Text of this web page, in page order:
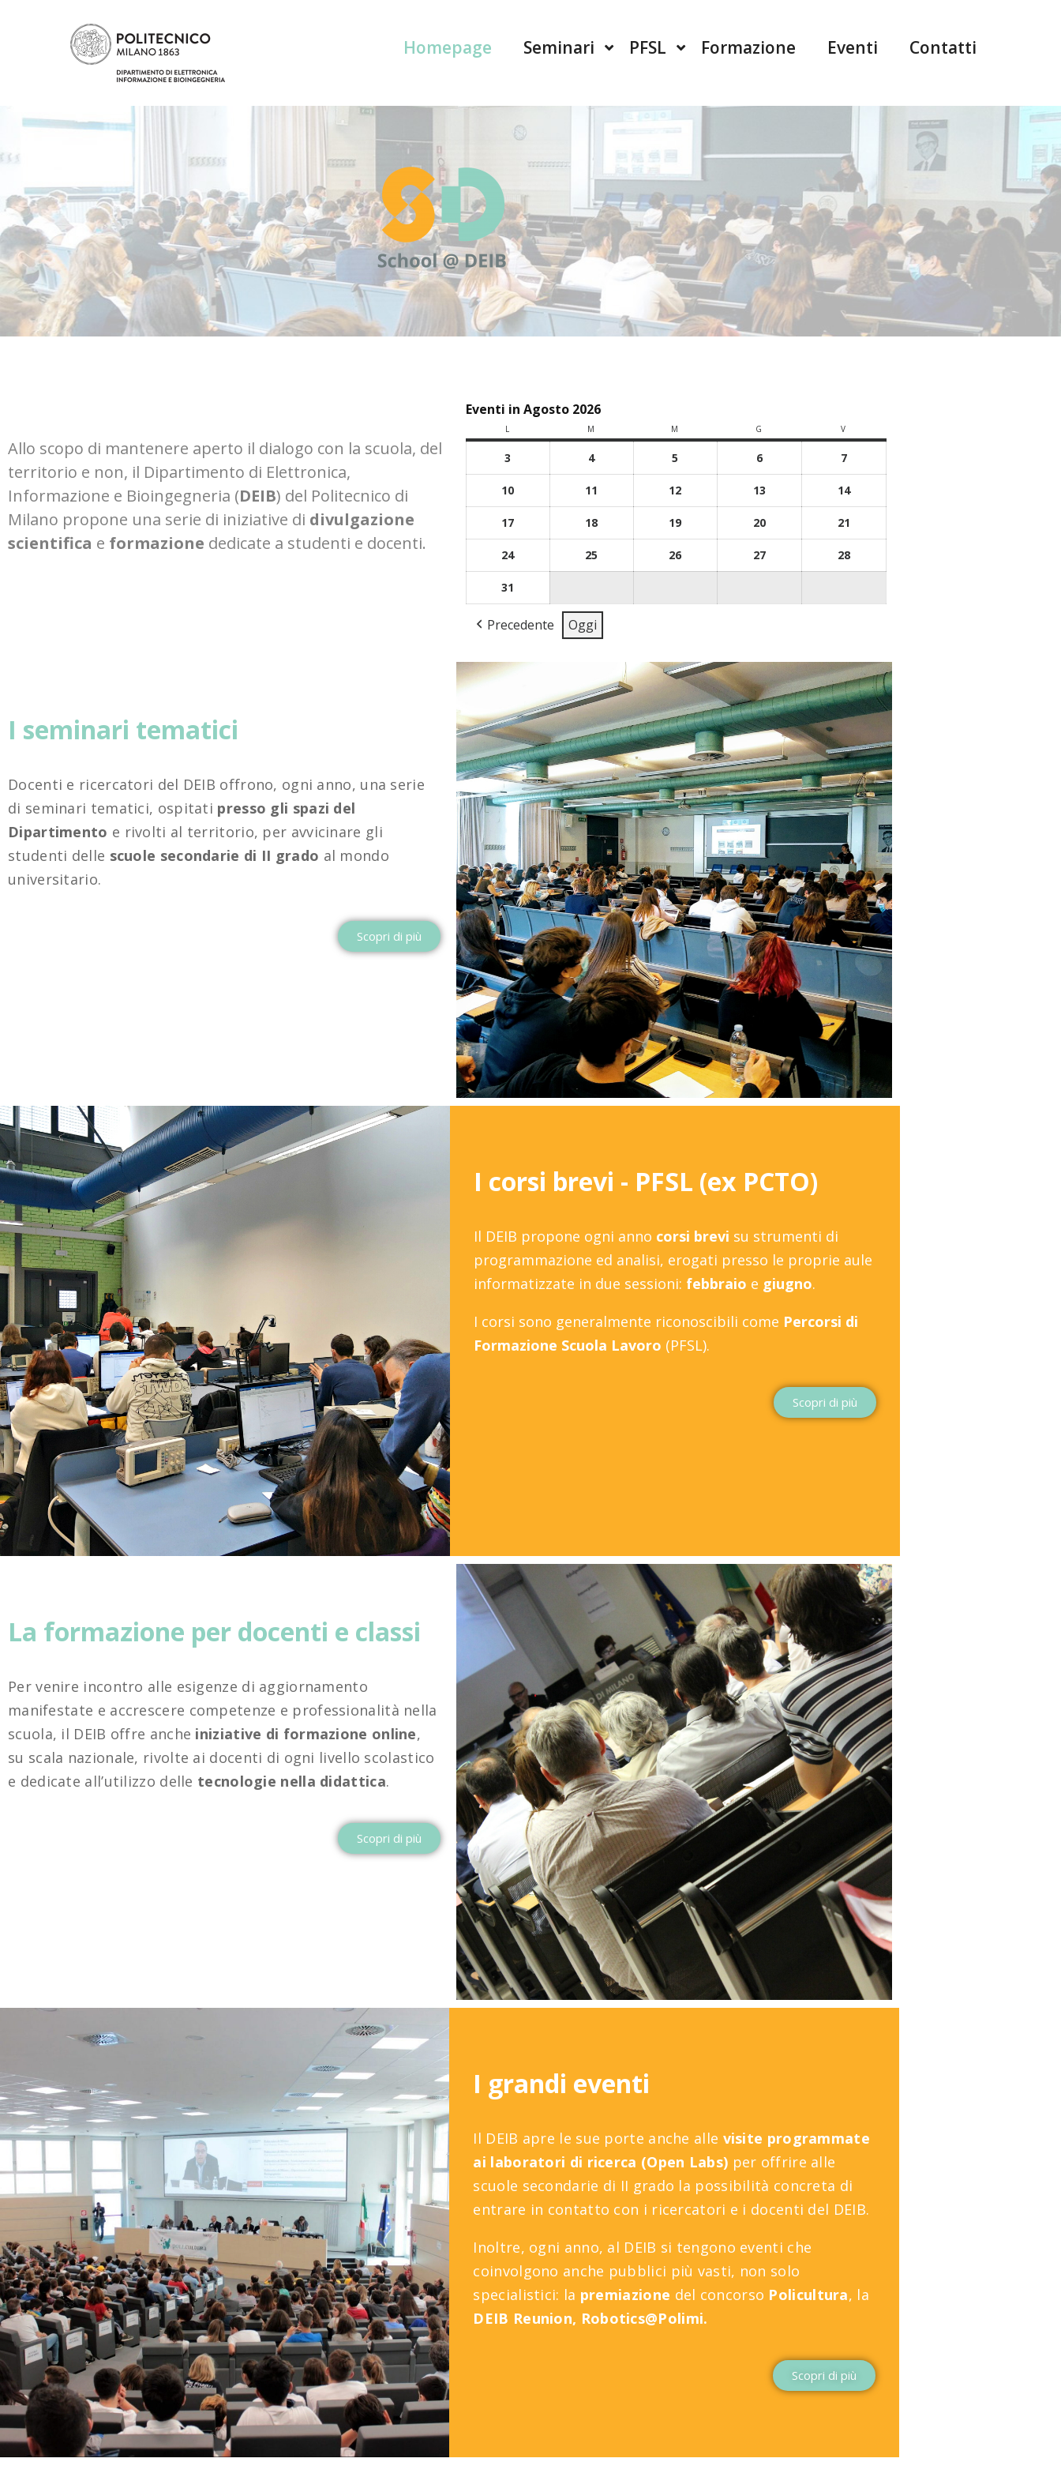
Homepage Seminari PFSL Formazione Eventi Contatti
Allo scopo di mantenere aperto il dialogo con la scuola, del
territorio e non, il Dipartimento di Elettronica,
Informazione e Bioingegneria (DEIB) del Politecnico di
Milano propone una serie di iniziative di divulgazione
scientifica e formazione dedicate a studenti e docenti.
Eventi in Agosto 2026
L M M G V
3 4 5 6 7
10 11 12 13 14
17 18 19 20 21
24 25 26 27 28
31
Precedente Oggi
I seminari tematici
Docenti e ricercatori del DEIB offrono, ogni anno, una serie
di seminari tematici, ospitati presso gli spazi del
Dipartimento e rivolti al territorio, per avvicinare gli
studenti delle scuole secondarie di II grado al mondo
universitario.
Scopri di più
I corsi brevi - PFSL (ex PCTO)
Il DEIB propone ogni anno corsi brevi su strumenti di
programmazione ed analisi, erogati presso le proprie aule
informatizzate in due sessioni: febbraio e giugno.
I corsi sono generalmente riconoscibili come Percorsi di
Formazione Scuola Lavoro (PFSL).
Scopri di più
La formazione per docenti e classi
Per venire incontro alle esigenze di aggiornamento
manifestate e accrescere competenze e professionalità nella
scuola, il DEIB offre anche iniziative di formazione online,
su scala nazionale, rivolte ai docenti di ogni livello scolastico
e dedicate all’utilizzo delle tecnologie nella didattica.
Scopri di più
I grandi eventi
Il DEIB apre le sue porte anche alle visite programmate
ai laboratori di ricerca (Open Labs) per offrire alle
scuole secondarie di II grado la possibilità concreta di
entrare in contatto con i ricercatori e i docenti del DEIB.
Inoltre, ogni anno, al DEIB si tengono eventi che
coinvolgono anche pubblici più vasti, non solo
specialistici: la premiazione del concorso Policultura, la
DEIB Reunion, Robotics@Polimi.
Scopri di più